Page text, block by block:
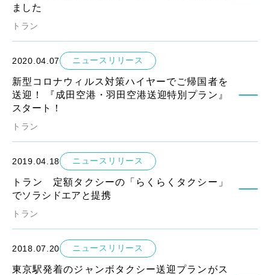
ました
トラン
2020.04.07 ニュースリリース
新型コロナウィルス対策ハイヤーでご帰国者を
送迎！ 『成田空港・羽田空港送迎特別プラン』
スタート！
トラン
2019.04.18 ニュースリリース
トラン 定額タクシーの「らくらくタクシー」
でソラシドエアと提携
トラン
2018.07.20 ニュースリリース
東京駅発着のジャンボタクシー送迎プランがス